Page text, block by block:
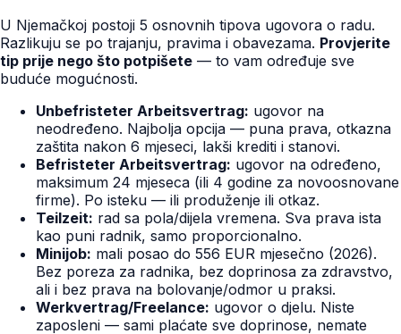
U Njemačkoj postoji 5 osnovnih tipova ugovora o radu.
Razlikuju se po trajanju, pravima i obavezama. Provjerite
tip prije nego što potpišete — to vam određuje sve
buduće mogućnosti.
Unbefristeter Arbeitsvertrag: ugovor na
neodređeno. Najbolja opcija — puna prava, otkazna
zaštita nakon 6 mjeseci, lakši krediti i stanovi.
Befristeter Arbeitsvertrag: ugovor na određeno,
maksimum 24 mjeseca (ili 4 godine za novoosnovane
firme). Po isteku — ili produženje ili otkaz.
Teilzeit: rad sa pola/dijela vremena. Sva prava ista
kao puni radnik, samo proporcionalno.
Minijob: mali posao do 556 EUR mjesečno (2026).
Bez poreza za radnika, bez doprinosa za zdravstvo,
ali i bez prava na bolovanje/odmor u praksi.
Werkvertrag/Freelance: ugovor o djelu. Niste
zaposleni — sami plaćate sve doprinose, nemate